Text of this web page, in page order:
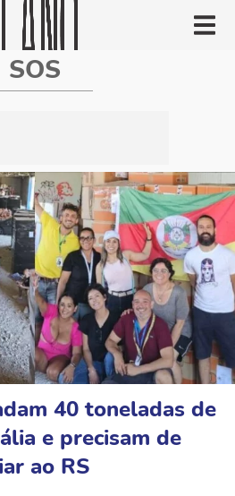
SOS
40 toneladas de
e precisam de
ao RS